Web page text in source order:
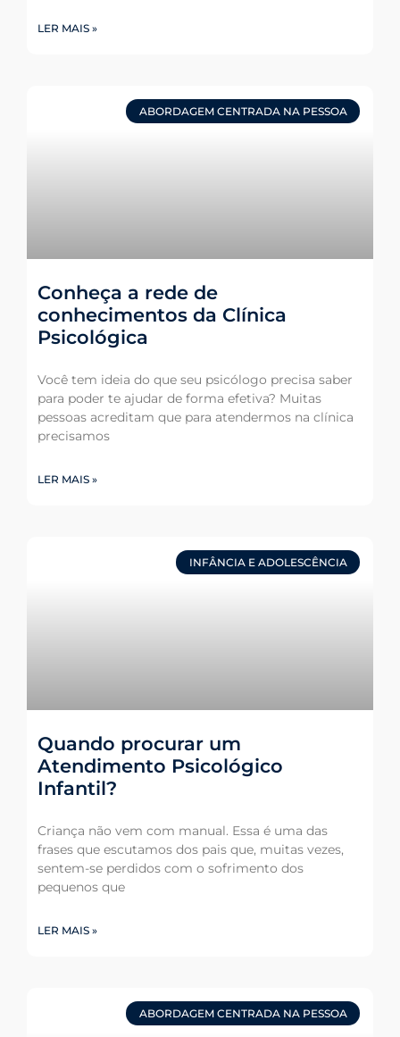
LER MAIS »
ABORDAGEM CENTRADA NA PESSOA
Conheça a rede de
conhecimentos da Clínica
Psicológica
Você tem ideia do que seu psicólogo precisa saber
para poder te ajudar de forma efetiva? Muitas
pessoas acreditam que para atendermos na clínica
precisamos
LER MAIS »
INFÂNCIA E ADOLESCÊNCIA
Quando procurar um
Atendimento Psicológico
Infantil?
Criança não vem com manual. Essa é uma das
frases que escutamos dos pais que, muitas vezes,
sentem-se perdidos com o sofrimento dos
pequenos que
LER MAIS »
ABORDAGEM CENTRADA NA PESSOA